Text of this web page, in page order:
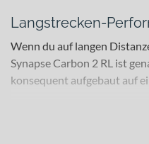
Langstrecken-
Wenn du auf langen
Synapse Carbon 2 RL ist
konsequent aufgebaut auf